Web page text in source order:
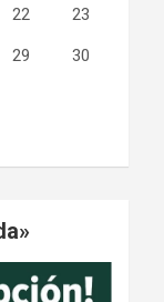
22 23
29 30